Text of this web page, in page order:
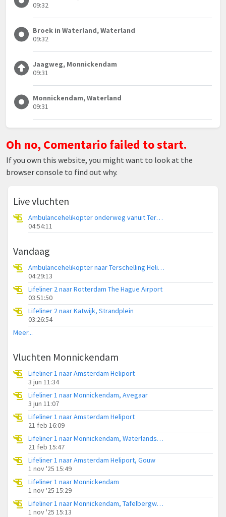
09:32
Broek in Waterland, Waterland
09:32
Jaagweg, Monnickendam
09:31
Monnickendam, Waterland
09:31
Oh no, Comentario failed to start.
If you own this website, you might want to look at the
browser console to find out why.
Live vluchten
Ambulancehelikopter onderweg vanuit Terschelling Heliport
04:54:11
Vandaag
Ambulancehelikopter naar Terschelling Heliport
04:29:13
Lifeliner 2 naar Rotterdam The Hague Airport
03:51:50
Lifeliner 2 naar Katwijk, Strandplein
03:26:54
Meer...
Vluchten Monnickendam
Lifeliner 1 naar Amsterdam Heliport
3 jun 11:34
Lifeliner 1 naar Monnickendam, Avegaar
3 jun 11:07
Lifeliner 1 naar Amsterdam Heliport
21 feb 16:09
Lifeliner 1 naar Monnickendam, Waterlandse Zeedijk
21 feb 15:47
Lifeliner 1 naar Amsterdam Heliport, Gouw
1 nov '25 15:49
Lifeliner 1 naar Monnickendam
1 nov '25 15:29
Lifeliner 1 naar Monnickendam, Tafelbergweg
1 nov '25 15:13